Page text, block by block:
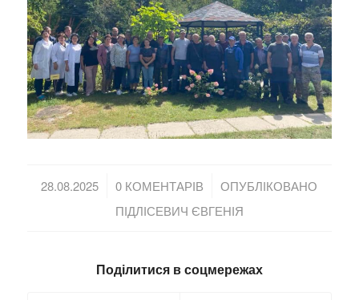
28.08.2025
/ 0 КОМЕНТАРІВ
/
ОПУБЛІКОВАНО
ПІДЛІСЕВИЧ ЄВГЕНІЯ
Поділитися в соцмережах